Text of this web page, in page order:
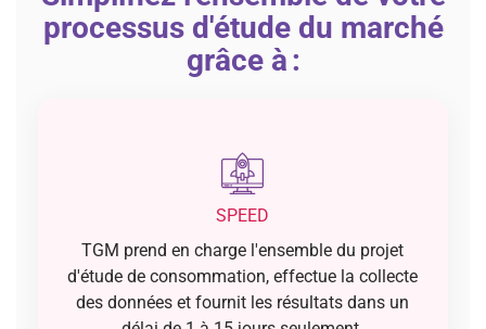
processus d'étude du marché
grâce à :
SPEED
TGM prend en charge l'ensemble du projet
d'étude de consommation, effectue la collecte
des données et fournit les résultats dans un